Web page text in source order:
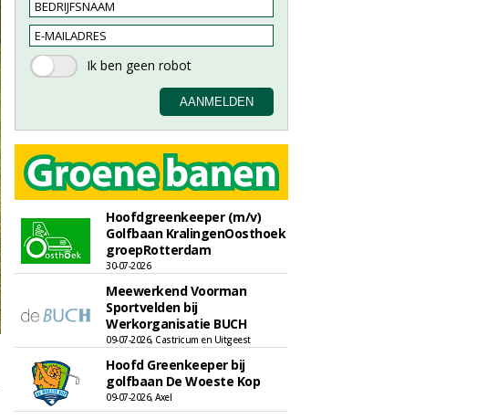
Hoofdgreenkeeper (m/v)
Golfbaan KralingenOosthoek
groepRotterdam
30-07-2026
Meewerkend Voorman
Sportvelden bij
Werkorganisatie BUCH
09-07-2026, Castricum en Uitgeest
Hoofd Greenkeeper bij
golfbaan De Woeste Kop
09-07-2026, Axel